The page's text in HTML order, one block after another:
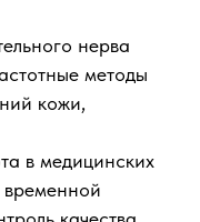
нерва
методы
кожи,
в медицинских
временной